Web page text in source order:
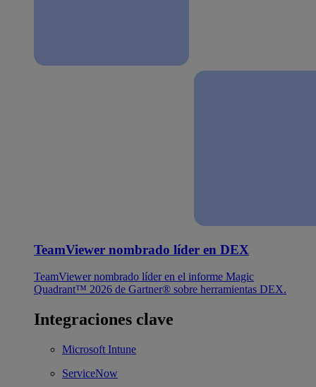
TeamViewer nombrado líder en DEX
TeamViewer nombrado líder en el informe Magic
Quadrant™ 2026 de Gartner® sobre herramientas DEX.
Integraciones clave
Microsoft Intune
ServiceNow